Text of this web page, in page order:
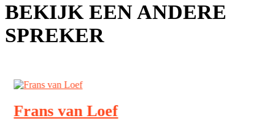
BEKIJK EEN ANDERE
SPREKER
Frans van Loef